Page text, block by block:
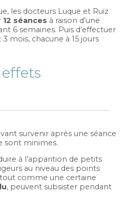
les docteurs Luque et Ruiz
12 séances à raison d’une
6 semaines. Puis d’effectuer
mois, chacune à 15 jours
survenir après une séance
sont minimes.
à l’apparition de petits
au niveau des points
tout comme une certaine
, peuvent subsister pendant